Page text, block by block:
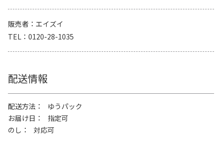
販売者
エイズイ
TEL
0120-28-1035
配送情報
配送方法
ゆうパック
お届け日
指定可
のし
対応可